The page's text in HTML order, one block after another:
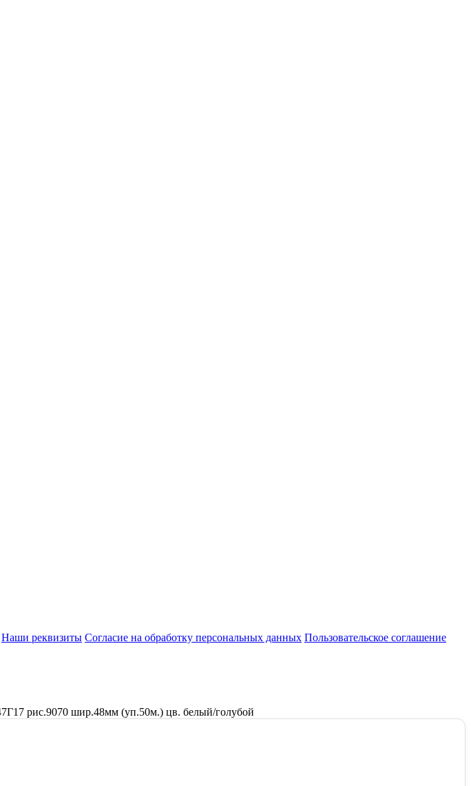
Наши реквизиты Согласие на обработку персональных данных Пользовательское соглашение
рис.9070 шир.48мм (уп.50м.) цв. белый/голубой